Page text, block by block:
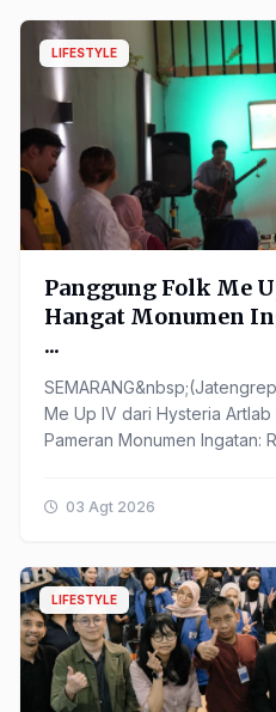
LIFESTYLE
Panggung Folk Me
Hangat Monumen
...
Me Up IV dari Hysteria
Pameran Monumen Ingatan:
03 Agt 2026
LIFESTYLE